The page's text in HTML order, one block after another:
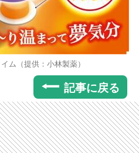
ム（提供：小林製薬）
記事に戻る